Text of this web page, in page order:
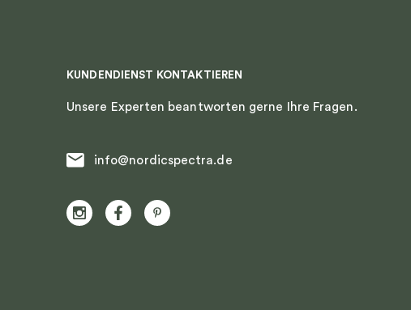
KUNDENDIENST KONTAKTIEREN
Unsere Experten beantworten gerne Ihre Fragen.
info@nordicspectra.de